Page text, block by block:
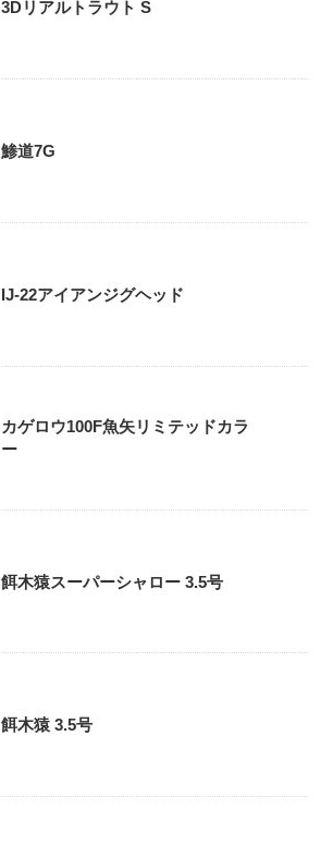
3Dリアルトラウト S
鯵道7G
IJ-22アイアンジグヘッド
カゲロウ100F魚矢リミテッドカラ
ー
餌木猿スーパーシャロー 3.5号
餌木猿 3.5号